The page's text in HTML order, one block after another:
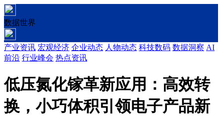
数据世界
产业资讯 宏观经济 企业动态 人物动态 科技数码 数据洞察 AI
前沿 行业峰会 热点资讯
低压氮化镓革新应用：高效转
换，小巧体积引领电子产品新